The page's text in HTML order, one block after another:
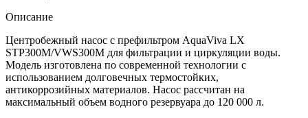
Описание
Центробежный насос с префильтром AquaViva LX
STP300M/VWS300M для фильтрации и циркуляции воды.
Модель изготовлена по современной технологии с
использованием долговечных термостойких,
антикоррозийных материалов. Насос рассчитан на
максимальный объем водного резервуара до 120 000 л.